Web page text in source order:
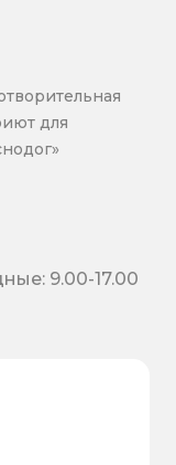
для
9.00-17.00